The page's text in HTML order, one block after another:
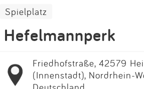
Spielplatz
Hefelmannperk
Friedhofstraße, 42579
(Innenstadt), Nordrhein-